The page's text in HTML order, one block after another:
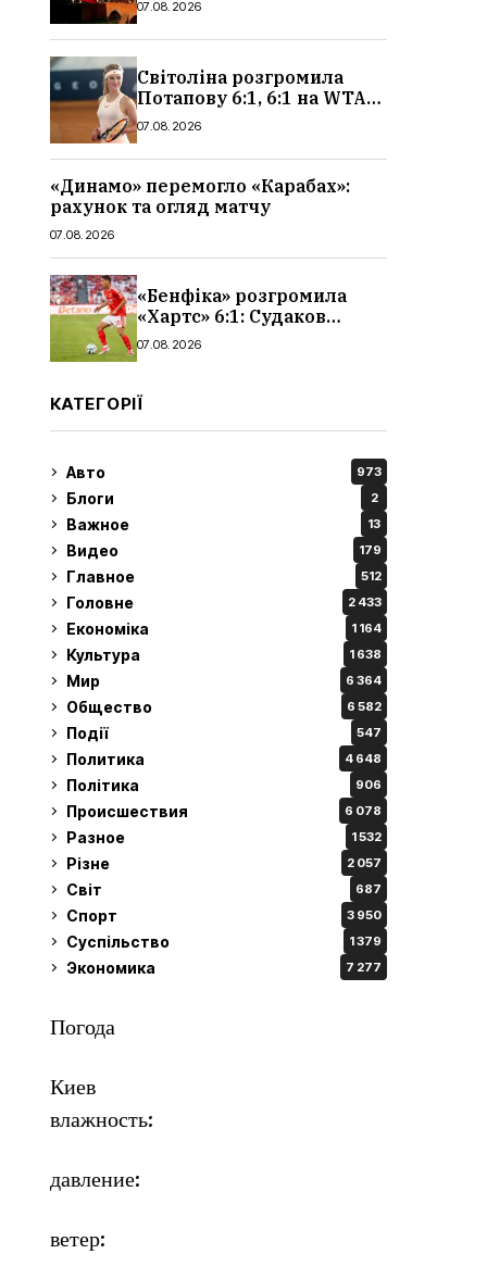
07.08.2026
Світоліна розгромила
Потапову 6:1, 6:1 на WTA
1000 у Торонто
07.08.2026
«Динамо» перемогло «Карабах»:
рахунок та огляд матчу
07.08.2026
«Бенфіка» розгромила
«Хартс» 6:1: Судаков
відзначився асистом,
07.08.2026
КАТЕГОРІЇ
Авто 973
Блоги 2
Важное 13
Видео 179
Главное 512
Головне 2 433
Економіка 1 164
Культура 1 638
Мир 6 364
Общество 6 582
Події 547
Политика 4 648
Політика 906
Происшествия 6 078
Разное 1 532
Різне 2 057
Світ 687
Спорт 3 950
Суспільство 1 379
Экономика 7 277
Погода
Киев
влажность:
давление:
ветер: